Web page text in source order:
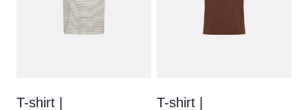
T-shirt | T-shirt |